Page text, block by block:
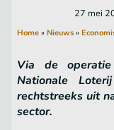
27 mei
Home » Nieuws »
Via de
Nationale
rechtstreeks uit
sector.